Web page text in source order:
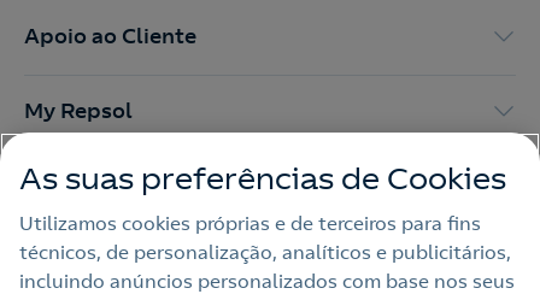
Apoio ao Cliente
My Repsol
Outras Energias
Links Úteis
As suas preferências de Cookies
Utilizamos cookies próprias e de terceiros para fins
técnicos, de personalização, analíticos e publicitários,
incluindo anúncios personalizados com base nos seus